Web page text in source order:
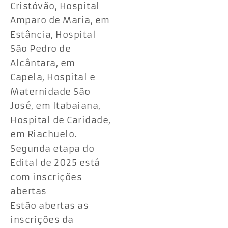
Cristóvão, Hospital
Amparo de Maria, em
Estância, Hospital
São Pedro de
Alcântara, em
Capela, Hospital e
Maternidade São
José, em Itabaiana,
Hospital de Caridade,
em Riachuelo.
Segunda etapa do
Edital de 2025 está
com inscrições
abertas
Estão abertas as
inscrições da